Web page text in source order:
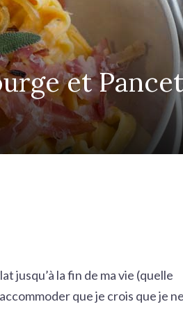
et
jusqu’à la fin de ma vie (quelle
que je crois que je